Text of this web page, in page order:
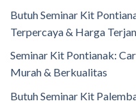
Butuh Seminar Kit
Terpercaya & Harga
Seminar Kit Pontianak:
Murah & Berkualitas
Butuh Seminar Kit